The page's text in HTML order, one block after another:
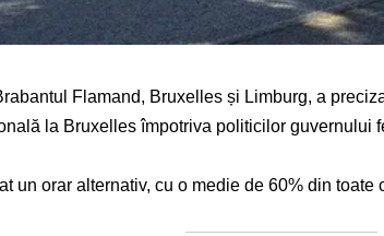
Flamand, Bruxelles și Limburg, a
la Bruxelles împotriva politicilor
un orar alternativ, cu o medie de 60% din